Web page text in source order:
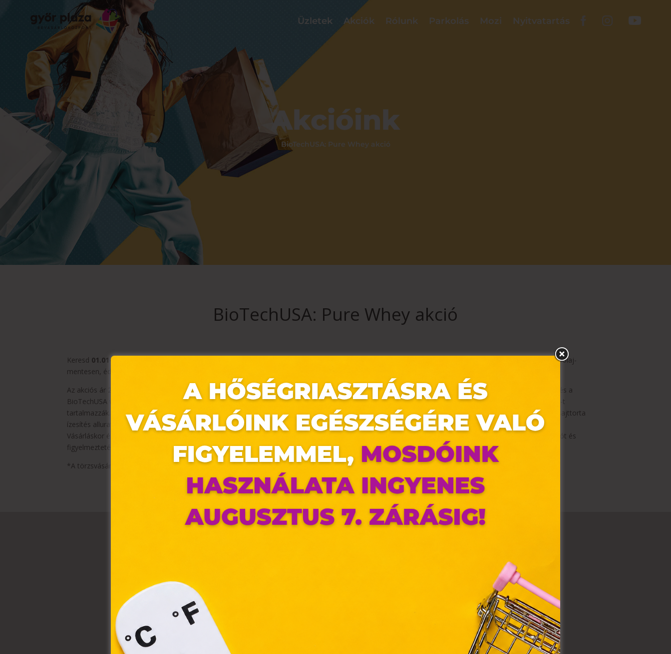
Üzletek Akciók Rólunk Parkolás Mozi Nyitvatartás
Akcióink
BioTechUSA: Pure Whey akció
BioTechUSA: Pure Whey akció
Keresd 01.01-15
(2270 g) tejsavófehérje-komplexet bromelain enzimmel, aminosavakkal, pálmaolaj-
mentesen, édesítőszerrel a
Az akciós ár 2025.01.01-15. között, a készlet erejéig érvényes minden ízesítésű 100% Pure Whey 2270 g kiszerelésű termékre a BioTechUSA üzletekben és a
BioTechUSA webshopon. A termékek csomagolásban, színben, ízben és méretben a fotón látottaktól eltérhetnek. Áraink fogyasztói árak, melyek az ÁFÁ-t
tartalmazzák. A törzsvásárlói kedvezmény más kedvezményekkel nem vonható össze. A banán és bourbon-vanília ízesítés tartrazint, az eper és málnás sajttorta
ízesítés alluravörös AC-t tartalmaz, mely a gyermekek tevékenységére és figyelmére káros hatást gyakorolhat.
Vásárláskor és a fogyasztás megkezdése előtt minden esetben olvassa el a termékek címkéjén, vagy a www.biotechusa.hu termékoldalán lévő információt és
figyelmeztetéseket!
*A törzsvásárlói program részletes szabályai a https://shop.biotechusa.hu/account/register oldalon találhatóak.
Ez az oldal sütiket használ
Weboldalunkon „cookie"-kat (továbbiakban „süti") alkalmazunk. Ezek olyan
fájlok, melyek információt tárolnak webes böngészőjében. Ehhez az Ön
weblapoknak, melyek az Európai Unió országain belül működnek, a „sütik"
használatához, és ezeknek a felhasználó számítógépén vagy egyéb
eszközén történő tárolásához a felhasználók hozzájárulását kell kérniük.